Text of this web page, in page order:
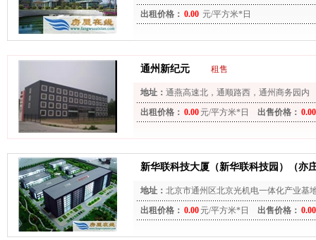
出租价格： 0.00 元/平方米*日
通州新纪元 租售
地址： 通燕高速北，通顺路西，通州商务园内
出租价格： 0.00 元/平方米*日 出售价格： 0.00
新华联科技大厦（新华联科技园）（亦
地址： 北京市通州区北京光机电一体化产业基
出租价格： 0.00 元/平方米*日 出售价格： 0.00